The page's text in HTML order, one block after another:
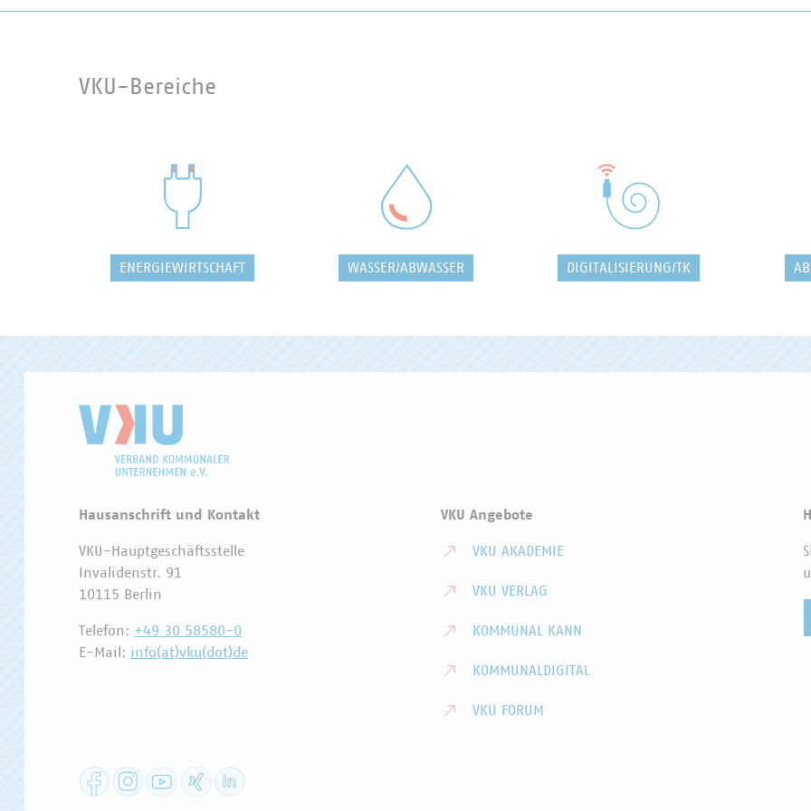
VKU-Bereiche
ENERGIEWIRTSCHAFT WASSER/ABWASSER DIGITALISIERUNG/TK
Hausanschrift und Kontakt
VKU-Hauptgeschäftsstelle
Invalidenstr. 91
10115 Berlin
Telefon: +49 30 58580-0
E-Mail: info(at)vku(dot)de
VKU Angebote
VKU AKADEMIE
VKU VERLAG
KOMMUNAL KANN
KOMMUNALDIGITAL
VKU FORUM
FacebookInstagramYouTube XING